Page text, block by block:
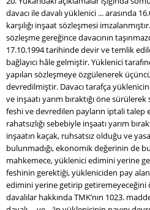
davacı ile davalı yüklenici ... arasında
karşılığı inşaat sözleşmesi
sözleşme gereğince davacının
17.10.1994 tarihinde devir ve temlik
bağlayıcı hâle gelmiştir. Yüklenici
yapılan sözleşmeye özgülenerek
devredilmiştir. Davacı tarafça
ve inşaatı yarım bıraktığı öne
feshi ve devredilen payların iptali talep
rahatsızlığı sebebiyle inşaatı yarım
inşaatın kaçak, ruhsatsız olduğu ve
bulunmadığı, ekonomik değerinin de
mahkemece, yüklenici edimini yerine
feshinin gerektiği, yükleniciden pay
edimini yerine getirip
davalılar hakkında TMK’nın 1023.